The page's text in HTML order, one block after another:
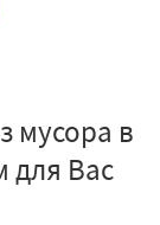
мусора в
Вас